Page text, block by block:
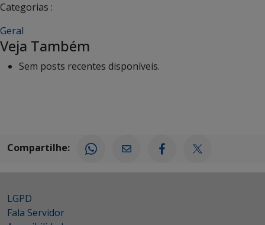
Categorias :
Geral
Veja Também
Sem posts recentes disponíveis.
Compartilhe:
LGPD
Fala Servidor